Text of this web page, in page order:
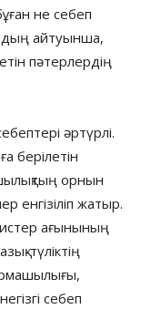
не себеп
айтуынша,
пәтерлердің
әртүрлі.
берілетін
орнын
енгізіліп жатыр.
ағынының
түліктің
себеп